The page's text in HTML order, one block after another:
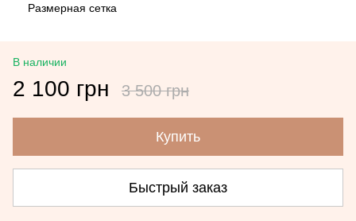
Размерная сетка
В наличии
2 100 грн 3 500 грн
Купить
Быстрый заказ